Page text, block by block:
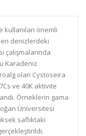
kullanılan önemli
denizlerdeki
Karadeniz
olan Cystoseira
ve 40K aktivite
Örneklerin gama
Üniversitesi
saflıktaki